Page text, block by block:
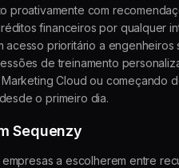
proativamente com
financeiros por qualquer
prioritário a
de treinamento
Cloud ou começando
o primeiro dia.
Sequenzy
a escolherem entre